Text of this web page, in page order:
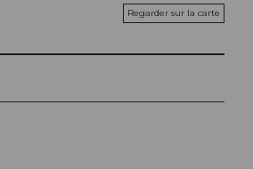
Regarder sur la carte